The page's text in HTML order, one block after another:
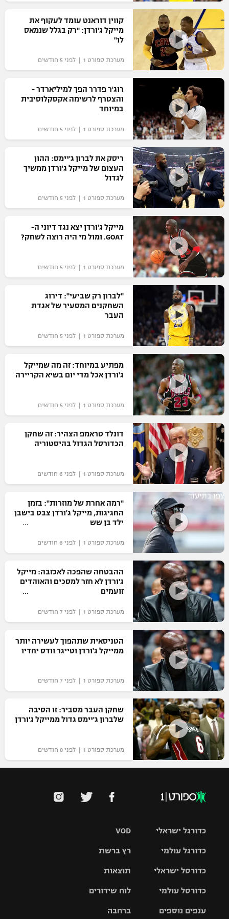
רשיון להקרנה פומבית לבית עסק
הצטרפות לחבילת הערוצים
לוח דרושים – ג'ובנט
תגיות
המגזין
קווין דוראנט עומד לעקוף את
מייקל ג'ורדן: "רק בגלל שנמאס
לו"
מערכת ספורט 1 | לפני 5 חודשים
רוג'ר פדרר הפך למיליארדר -
והצטרף לרשימה אקסקלוסיבית
במיוחד
מערכת ספורט 1 | לפני 5 חודשים
ריסק את לברון ג'יימס: ההון
העצום של מייקל ג'ורדן ממשיך
לגדול
מערכת ספורט 1 | לפני 5 חודשים
מייקל ג'ורדן יצא נגד דיוני ה-
GOAT. ומול מי היה רוצה לשחק?
מערכת ספורט 1 | לפני 5 חודשים
"לברון רק שביעי": דירוג
השחקנים המסעיר של אגדת
העבר
מערכת ספורט 1 | לפני 5 חודשים
מפתיע במיוחד: זה מה שמייקל
ג'ורדן אכל מדי יום בשיא הקריירה
מערכת ספורט 1 | לפני 5 חודשים
דונלד טראמפ הצהיר: זה שחקן
הכדורסל הגדול בהיסטוריה
מערכת ספורט 1 | לפני 6 חודשים
צפו בתיעוד
"רמה אחרת של מוזרות": בזמן
החגיגות, מייקל ג'ורדן צבט בישבן
ילד בן שש
מערכת ספורט 1 | לפני 6 חודשים
ההבטחה שהפכה לאכזבה: מייקל
ג'ורדן לא חזר למסכים והאוהדים
זועמים
מערכת ספורט 1 | לפני 7 חודשים
הטניסאית שתהפוך לעשירה יותר
ממייקל ג'ורדן וטייגר וודס יחדיו
מערכת ספורט 1 | לפני 7 חודשים
שחקן העבר מסביר: זו הסיבה
שלברון ג'יימס גדול ממייקל ג'ורדן
מערכת ספורט 1 | לפני 8 חודשים
VOD
רץ ברשת
תוצאות
לוח שידורים
ברחבה
כדורגל ישראלי
גביע הטוטו
כדורגל עולמי
האלופות
ליגה
כדורסל ישראלי
סל
כדורסל עולמי
ענפים נוספים